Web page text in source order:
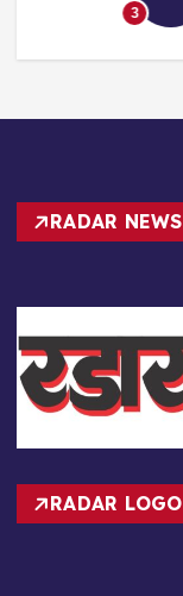
RADAR NEWS
RADAR LOGO